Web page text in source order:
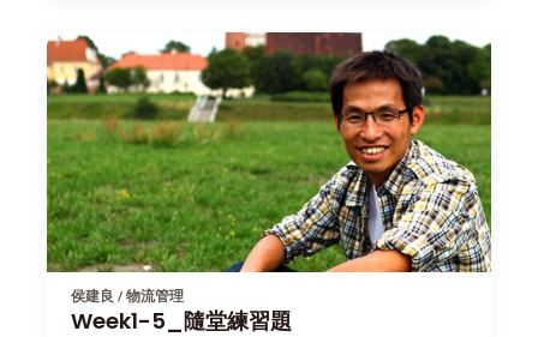
侯建良 / 物流管理
Week1-5_隨堂練習題